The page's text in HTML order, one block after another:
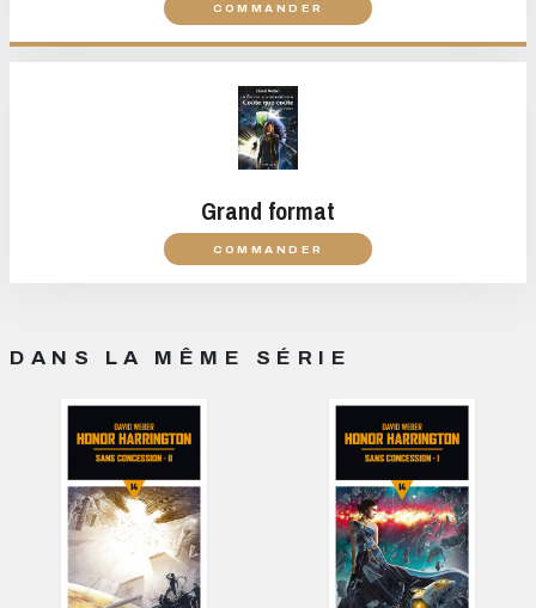
COMMANDER
Grand format
COMMANDER
DANS LA MÊME SÉRIE